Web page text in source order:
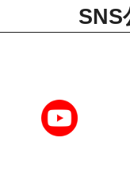
SNS